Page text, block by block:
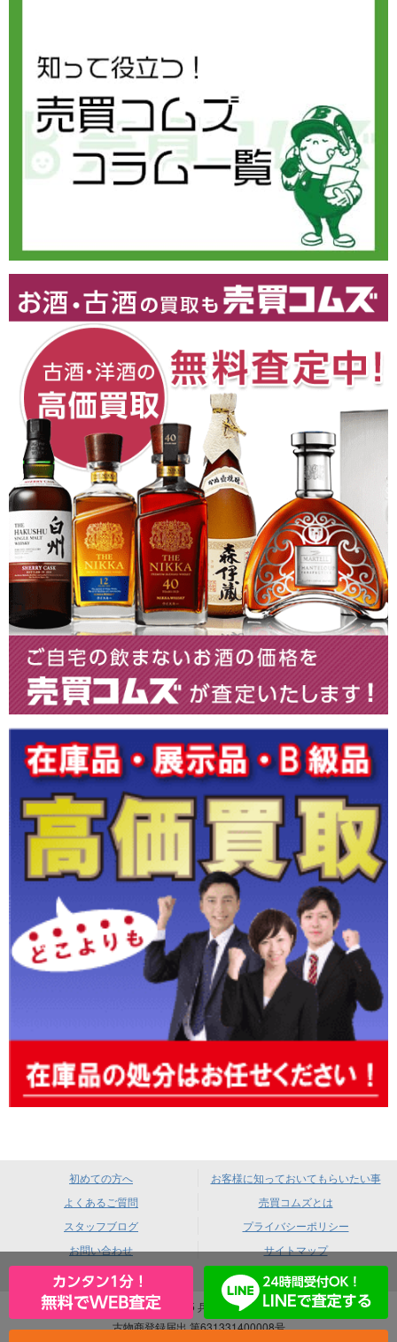
初めての方へ
お客様に知っておいてもらいたい事
よくあるご質問
売買コムズとは
スタッフブログ
プライバシーポリシー
お問い合わせ
サイトマップ
売買コムズ 〒660-0085 兵庫県尼崎市元浜町4-88
古物商登録届出 第631331400008号